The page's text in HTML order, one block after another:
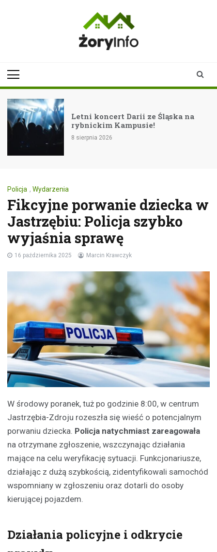
Letni koncert Darii ze Śląska na
rybnickim Kampusie!
8 sierpnia 2026
Policja , Wydarzenia
Fikcyjne porwanie dziecka w
Jastrzębiu: Policja szybko
wyjaśnia sprawę
16 października 2025 Marcin Krawczyk
W środowy poranek, tuż po godzinie 8:00, w centrum
Jastrzębia-Zdroju rozeszła się wieść o potencjalnym
porwaniu dziecka. Policja natychmiast zareagowała
na otrzymane zgłoszenie, wszczynając działania
mające na celu weryfikację sytuacji. Funkcjonariusze,
działając z dużą szybkością, zidentyfikowali samochód
wspomniany w zgłoszeniu oraz dotarli do osoby
kierującej pojazdem.
Działania policyjne i odkrycie